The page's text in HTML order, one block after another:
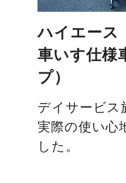
ハイエース
車いす仕様
プ）
デイサービス
実際の使い心
した。